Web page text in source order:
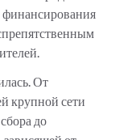
От
крупной сети
до